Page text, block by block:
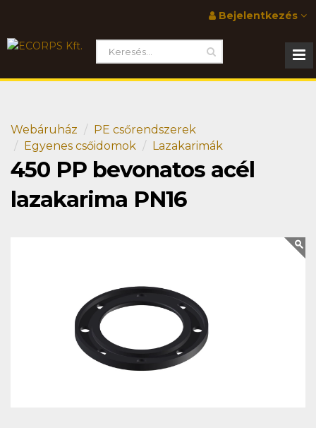
Bejelentkezés
Webáruház
PE csőrendszerek
Egyenes csőidomok
Lazakarimák
450 PP bevonatos acél
lazakarima PN16